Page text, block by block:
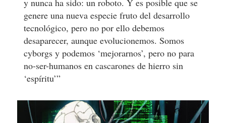
y nunca ha sido: un roboto. Y es posible que se
genere una nueva especie fruto del desarrollo
tecnológico, pero no por ello debemos
desaparecer, aunque evolucionemos. Somos
cyborgs y podemos ‘mejorarnos’, pero no para
no-ser-humanos en cascarones de hierro sin
‘espíritu’”